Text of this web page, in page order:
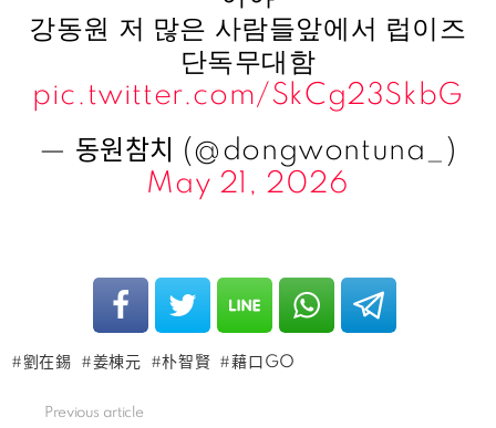
강동원 저 많은 사람들앞에서 럽이즈
단독무대함
pic.twitter.com/SkCg23SkbG
— 동원참치 (@dongwontuna_)
May 21, 2026
劉在錫 姜棟元 朴智賢 藉口GO
Previous article